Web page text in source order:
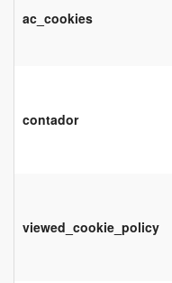
ac_cookies
contador
viewed_cookie_policy